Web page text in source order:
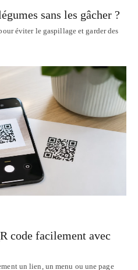
sans les gâcher ?
éviter le gaspillage et garder des
code facilement avec
un lien, un menu ou une page